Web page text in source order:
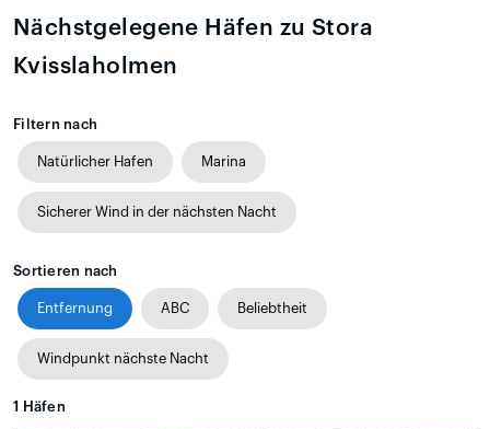
Nächstgelegene Häfen zu Stora
Kvisslaholmen
Filtern nach
Natürlicher Hafen Marina
Sicherer Wind in der nächsten Nacht
Sortieren nach
Entfernung ABC Beliebtheit
Windpunkt nächste Nacht
1 Häfen